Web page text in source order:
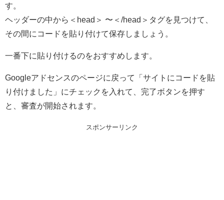
す。
ヘッダーの中から＜head＞ 〜＜/head＞タグを見つけて、
その間にコードを貼り付けて保存しましょう。
一番下に貼り付けるのをおすすめします。
Googleアドセンスのページに戻って「サイトにコードを貼
り付けました」にチェックを入れて、完了ボタンを押す
と、審査が開始されます。
スポンサーリンク